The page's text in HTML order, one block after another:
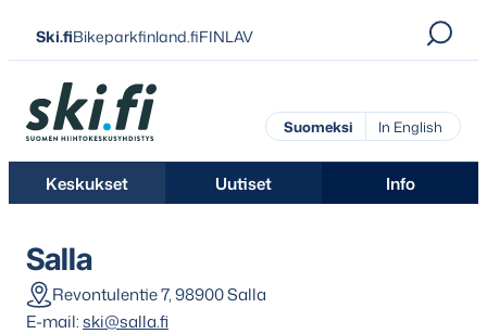
Siirry
suoraan
sisältöön
Ski.fiBikeparkfinland.fiFINLAV
Ski.fi
Suomeksi In English
Keskukset Uutiset Info
Salla
Revontulentie 7, 98900 Salla
E-mail:ski@salla.fi